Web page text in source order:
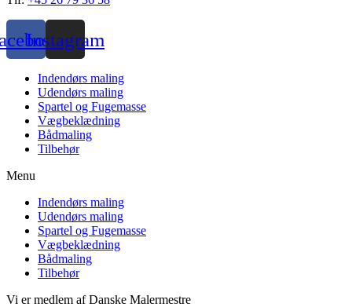
Instagram
Indendørs maling
Udendørs maling
Spartel og Fugemasse
Vægbeklædning
Bådmaling
Tilbehør
Menu
Indendørs maling
Udendørs maling
Spartel og Fugemasse
Vægbeklædning
Bådmaling
Tilbehør
Vi er medlem af Danske Malermestre